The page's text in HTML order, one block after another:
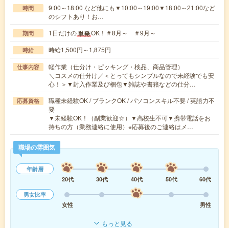
時間
9:00～18:00 など他にも▼10:00～19:00▼18:00～21:00など
のシフトあり！お…
期間 1日だけの単発OK！＃8月～ ＃9月～
時給 時給1,500円～1,875円
仕事内容
軽作業（仕分け・ピッキング・検品、商品管理）
＼コスメの仕分け／＜とってもシンプルなので未経験でも安
心！＞▼封入作業及び梱包▼雑誌や書籍などの仕分…
応募資格
職種未経験OK / ブランクOK / パソコンスキル不要 / 英語力不
要
▼未経験OK！（副業歓迎☆）▼高校生不可▼携帯電話をお
持ちの方（業務連絡に使用）※応募後のご連絡はメ…
職場の雰囲気
年齢層
20代
30代 40代 50代
60代
男女比率
女性
男性
もっと見る